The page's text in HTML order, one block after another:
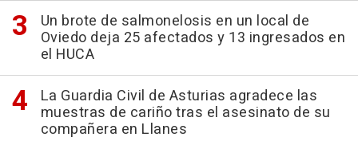
Un brote de salmonelosis en un local de
Oviedo deja 25 afectados y 13 ingresados en
el HUCA
La Guardia Civil de Asturias agradece las
muestras de cariño tras el asesinato de su
compañera en Llanes